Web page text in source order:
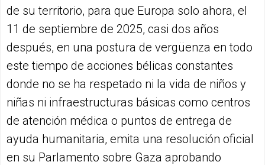
de su territorio, para que Europa solo ahora, el
11 de septiembre de 2025, casi dos años
después, en una postura de vergüenza en todo
este tiempo de acciones bélicas constantes
donde no se ha respetado ni la vida de niños y
niñas ni infraestructuras básicas como centros
de atención médica o puntos de entrega de
ayuda humanitaria, emita una resolución oficial
en su Parlamento sobre Gaza aprobando